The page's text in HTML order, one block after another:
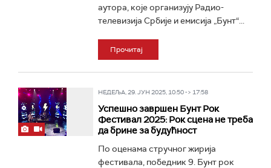
аутора, које организују Радио-
телевизија Србије и емисија „Бунт“...
Прочитај
НЕДЕЉА, 29. ЈУН 2025, 10:50 -> 17:58
Успешно завршен Бунт Рок
Фестивал 2025: Рок сцена не треба
да брине за будућност
По оценама стручног жирија
фестивала, победник 9. Бунт рок